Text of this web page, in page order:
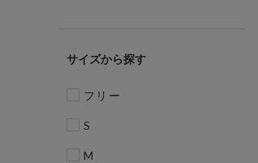
サイズ
フリー
S
M